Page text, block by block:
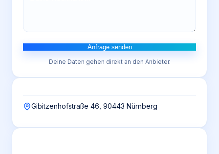
Anfrage senden
Deine Daten gehen direkt an den Anbieter.
Gibitzenhofstraße 46, 90443 Nürnberg